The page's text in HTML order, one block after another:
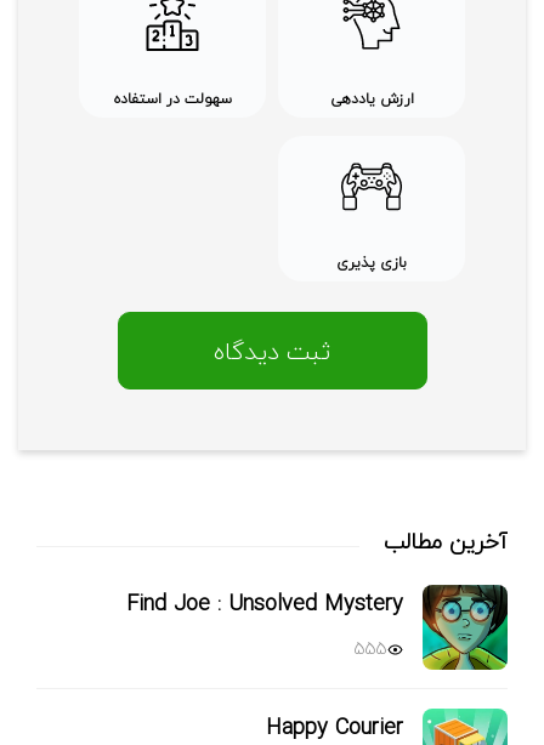
آخرین مطالب
Find Joe : Unsolved Mystery
555
Happy Courier
ارزش یاددهی سهولت در استفاده
بازی پذیری